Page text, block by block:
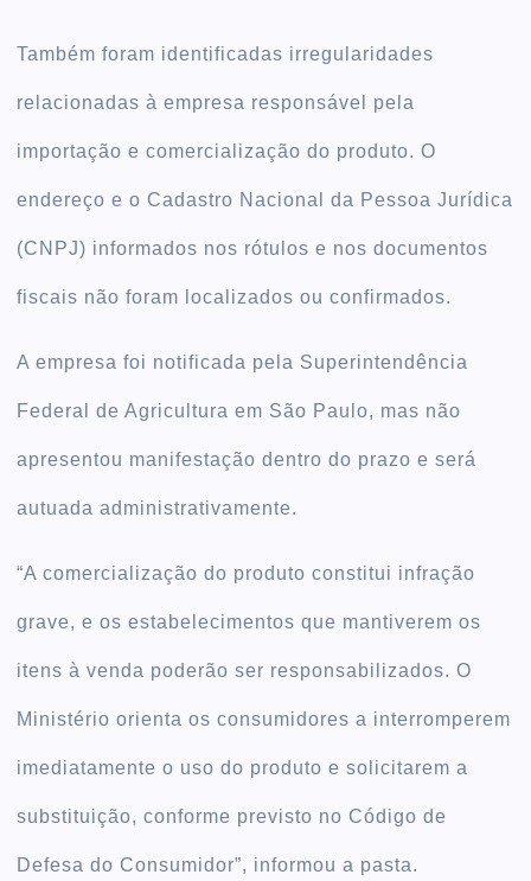
Também foram identificadas irregularidades
relacionadas à empresa responsável pela
importação e comercialização do produto. O
endereço e o Cadastro Nacional da Pessoa Jurídica
(CNPJ) informados nos rótulos e nos documentos
fiscais não foram localizados ou confirmados.
A empresa foi notificada pela Superintendência
Federal de Agricultura em São Paulo, mas não
apresentou manifestação dentro do prazo e será
autuada administrativamente.
“A comercialização do produto constitui infração
grave, e os estabelecimentos que mantiverem os
itens à venda poderão ser responsabilizados. O
Ministério orienta os consumidores a interromperem
imediatamente o uso do produto e solicitarem a
substituição, conforme previsto no Código de
Defesa do Consumidor”, informou a pasta.